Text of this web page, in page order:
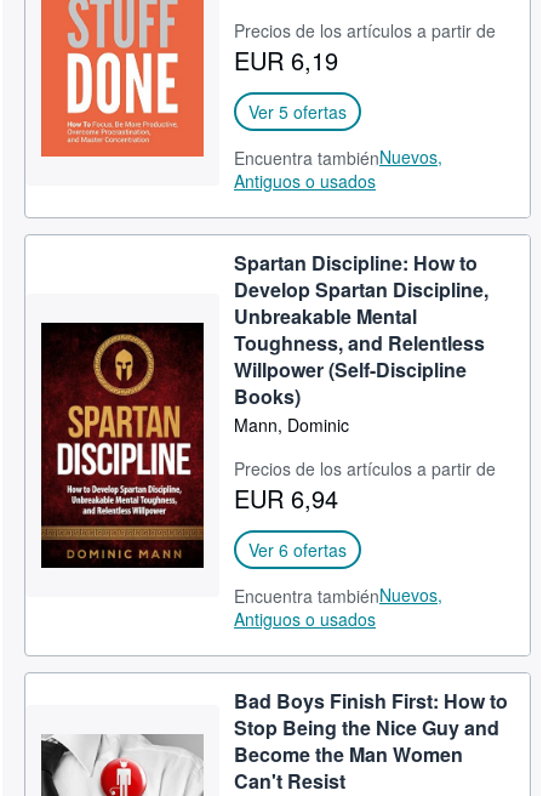
Ayuda
CERRAR
Precios de los artículos a partir de
EUR 6,19
Ver 5 ofertas
Encuentra tambiénNuevos,
Antiguos o usados
Spartan Discipline: How to
Develop Spartan Discipline,
Unbreakable Mental
Toughness, and Relentless
Willpower (Self-Discipline
Books)
Mann, Dominic
Precios de los artículos a partir de
EUR 6,94
Ver 6 ofertas
Encuentra tambiénNuevos,
Antiguos o usados
Bad Boys Finish First: How to
Stop Being the Nice Guy and
Become the Man Women
Can't Resist